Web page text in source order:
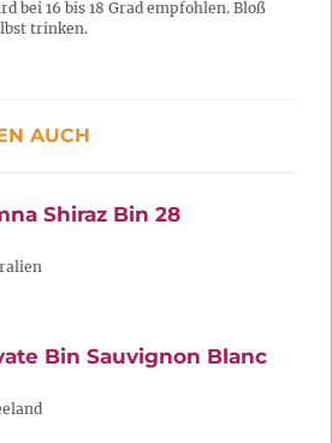
bei 16 bis 18 Grad empfohlen. Bloß
trinken.
AUCH
Shiraz Bin 28
Bin Sauvignon Blanc